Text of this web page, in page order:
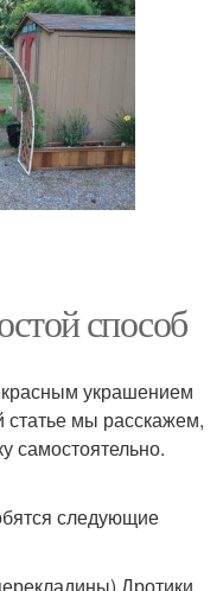
способ
украшением
мы расскажем,
самостоятельно.
следующие